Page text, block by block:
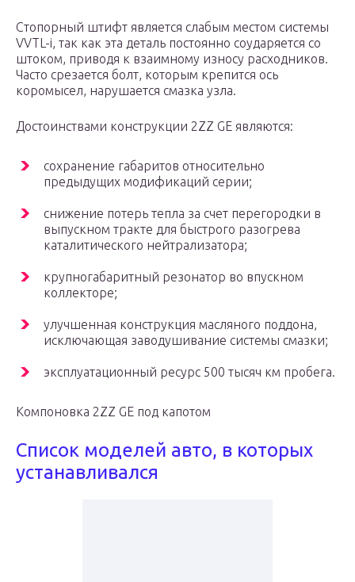
Стопорный штифт является слабым местом системы
VVTL-i, так как эта деталь постоянно соударяется со
штоком, приводя к взаимному износу расходников.
Часто срезается болт, которым крепится ось
коромысел, нарушается смазка узла.
Достоинствами конструкции 2ZZ GE являются:
сохранение габаритов относительно
предыдущих модификаций серии;
снижение потерь тепла за счет перегородки в
выпускном тракте для быстрого разогрева
каталитического нейтрализатора;
крупногабаритный резонатор во впускном
коллекторе;
улучшенная конструкция масляного поддона,
исключающая заводушивание системы смазки;
эксплуатационный ресурс 500 тысяч км пробега.
Компоновка 2ZZ GE под капотом
Список моделей авто, в которых
устанавливался